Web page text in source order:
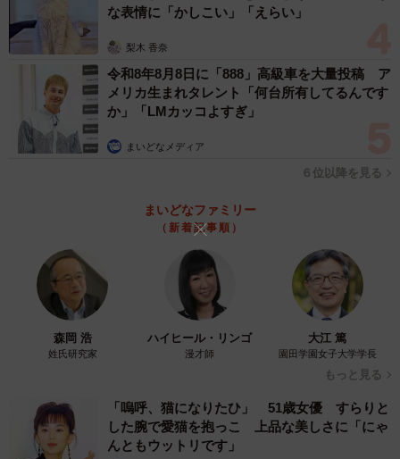
ーー大きな反響がありましたね。
松岡：沢田研二さんはソロ活動の歌で、岸部一徳さんは
『相棒』の官房長や『ドクターX』で、岸部シローさんはワ
イドショーや『西遊記』の沙悟浄役で活躍を見ていたの
で、酔っ払いながらも「おお！」と思って写真を撮ってし
まいました。多くの皆さんの懐かしい記憶を呼び覚ました
のなら、これこそ文化財なのかもしれませんね。
SNSユーザー達から
「母の大好きなタイガースです これわかる人、同年代に
いないんですよね」
「多分『色付きの女でいてくれよ』がヒットした頃です
「ジュリーも一徳さんも四郎ちゃんも若い」
など数々の驚きの声が寄せられた今回の投稿。読者のみな
な表情に「かしこい」「えらい」
梨木 香奈
令和8年8月8日に「888」高級車を大量投稿 ア
メリカ生まれタレント「何台所有してるんです
か」「LMカッコよすぎ」
まいどなメディア
６位以降を見る
まいどなファミリー
（新着記事順）
森岡 浩
姓氏研究家
ハイヒール・リンゴ
漫才師
大江 篤
園田学園女子大学学長
もっと見る
「嗚呼、猫になりたひ」 51歳女優 すらりと
した腕で愛猫を抱っこ 上品な美しさに「にゃ
んともウットリです」